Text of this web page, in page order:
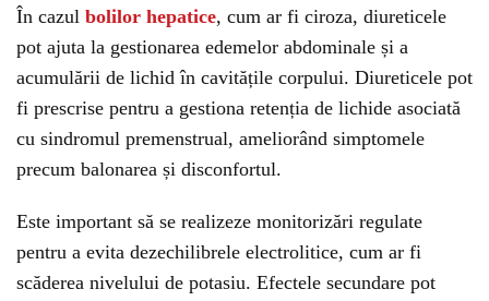
În cazul bolilor hepatice, cum ar fi ciroza, diureticele
pot ajuta la gestionarea edemelor abdominale și a
acumulării de lichid în cavitățile corpului. Diureticele pot
fi prescrise pentru a gestiona retenția de lichide asociată
cu sindromul premenstrual, ameliorând simptomele
precum balonarea și disconfortul.
Este important să se realizeze monitorizări regulate
pentru a evita dezechilibrele electrolitice, cum ar fi
scăderea nivelului de potasiu. Efectele secundare pot